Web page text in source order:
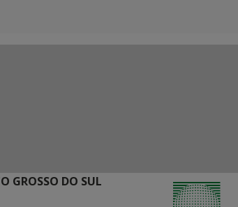
GROSSO DO SUL